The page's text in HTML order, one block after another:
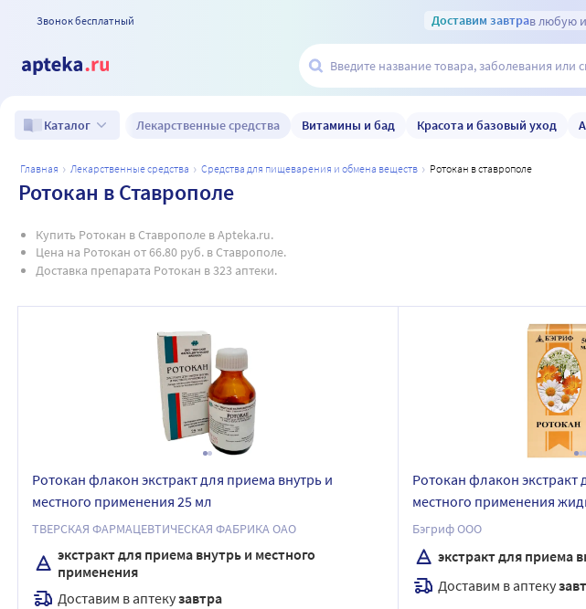
Звонок бесплатный Доставим завтрав любую
Каталог Лекарственные средства Витамины и бад Красота и базовый уход
главная лекарственные средства средства для пищеварения и обмена веществ ротокан в ставрополе
Ротокан в Ставрополе
Купить Ротокан в Ставрополе в Apteka.ru.
Цена на Ротокан от 66.80 руб. в Ставрополе.
Доставка препарата Ротокан в 323 аптеки.
Ротокан флакон экстракт для приема внутрь и
местного применения 25 мл
ТВЕРСКАЯ ФАРМАЦЕВТИЧЕСКАЯ ФАБРИКА ОАО
экстракт для приема внутрь и местного
применения
Доставим в аптекузавтра
Ротокан флакон экстракт
местного применения
Бэгриф ООО
экстракт для приема
Доставим в аптеку